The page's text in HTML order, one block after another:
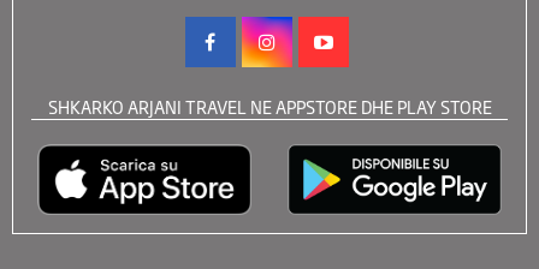
SHKARKO ARJANI TRAVEL NE APPSTORE DHE PLAY STORE